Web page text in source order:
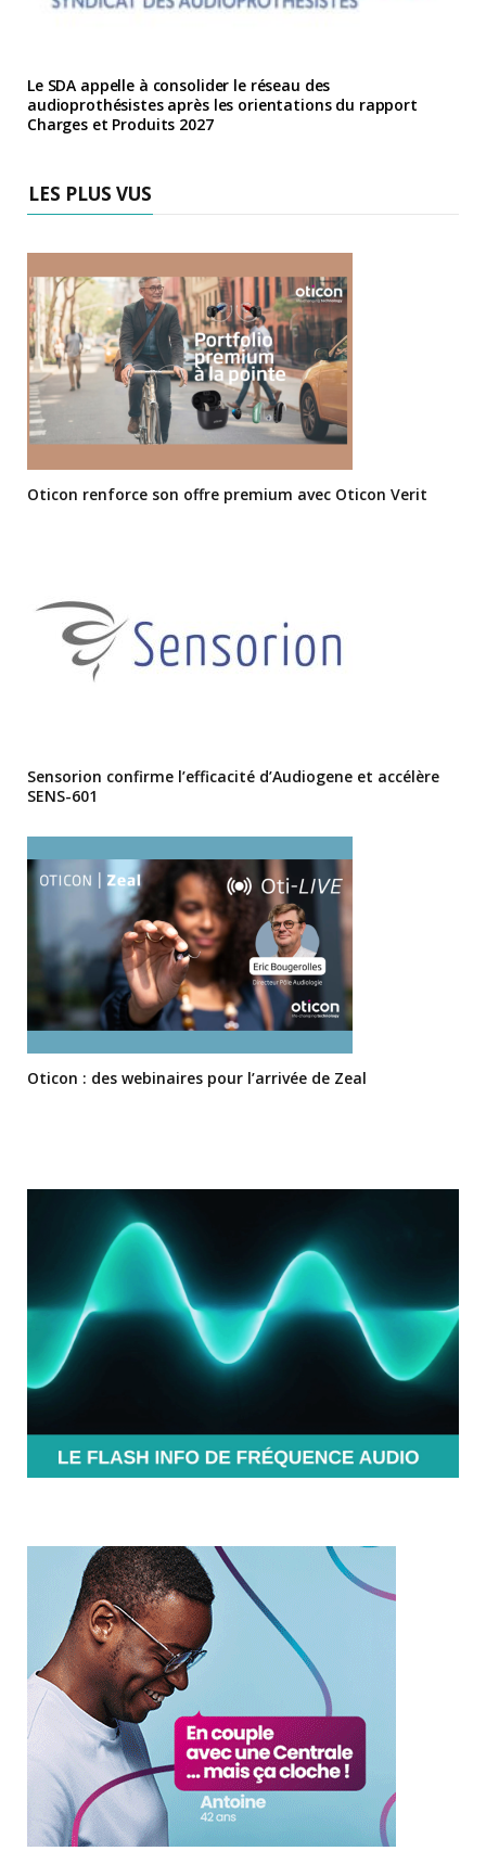
Le SDA appelle à consolider le réseau des
audioprothésistes après les orientations du rapport
Charges et Produits 2027
LES PLUS VUS
Oticon renforce son offre premium avec Oticon Verit
Sensorion confirme l’efficacité d’Audiogene et accélère
SENS-601
Oticon : des webinaires pour l’arrivée de Zeal